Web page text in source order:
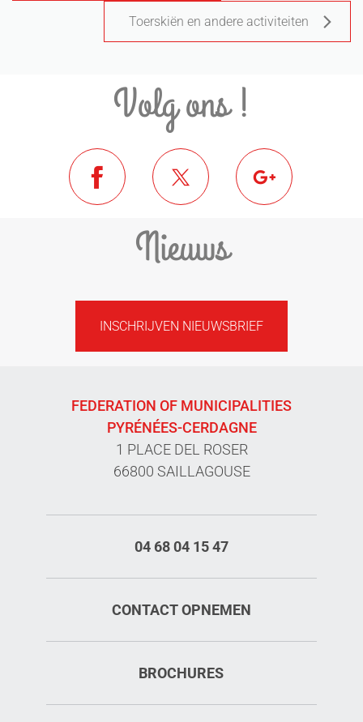
Toerskiën en andere activiteiten
Volg ons !
Nieuws
INSCHRIJVEN NIEUWSBRIEF
FEDERATION OF MUNICIPALITIES
PYRÉNÉES-CERDAGNE
1 PLACE DEL ROSER
66800 SAILLAGOUSE
04 68 04 15 47
CONTACT OPNEMEN
BROCHURES